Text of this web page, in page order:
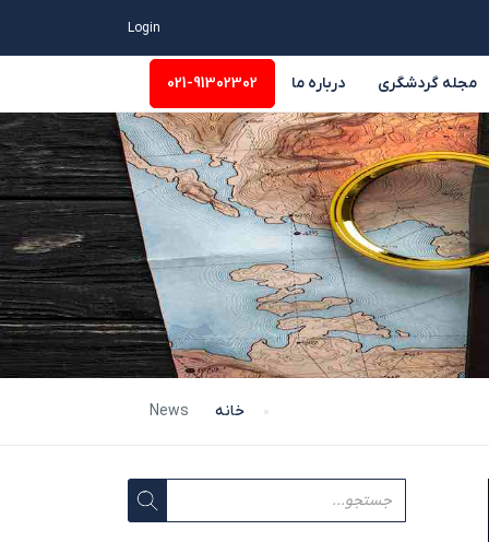
Login
سایر
مجله گردشگری درباره ما 021-91302302
خانه News